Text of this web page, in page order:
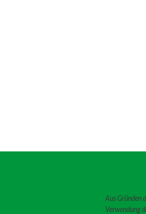
Aus Gründen
Verwendung